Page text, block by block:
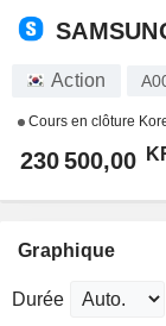
Action
Cours en clôture
230 500,00
Graphique
Durée